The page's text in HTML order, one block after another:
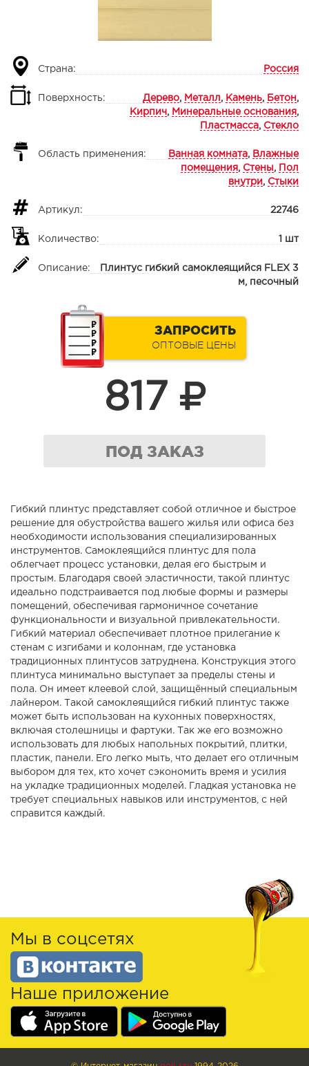
Страна: Россия
Поверхность: Дерево, Металл , Камень, Бетон ,
Кирпич , Минеральные основания ,
Пластмасса, Стекло
Область применения: Ванная комната, Влажные
помещения , Стены ,
Пол
внутри , Стыки
Артикул: 22746
Количество: 1 шт
Описание:
Плинтус гибкий самоклеящийся FLEX 3
м, песочный
ЗАПРОСИТЬ
ОПТОВЫЕ ЦЕНЫ
817
ПОД ЗАКАЗ
Гибкий плинтус представляет собой отличное и быстрое
решение для обустройства вашего жилья или офиса без
необходимости использования специализированных
инструментов. Самоклеящийся плинтус для пола
облегчает процесс установки, делая его быстрым и
простым. Благодаря своей эластичности, такой плинтус
идеально подстраивается под любые формы и размеры
помещений, обеспечивая гармоничное сочетание
функциональности и визуальной привлекательности.
Гибкий материал обеспечивает плотное прилегание к
стенам с изгибами и колоннам, где установка
традиционных плинтусов затруднена. Конструкция этого
плинтуса минимально выступает за пределы стены и
пола. Он имеет клеевой слой, защищённый специальным
лайнером. Такой самоклеящийся гибкий плинтус также
может быть использован на кухонных поверхностях,
включая столешницы и фартуки. Так же его возможно
использовать для любых напольных покрытий, плитки,
пластик, панели. Его легко мыть, что делает его отличным
выбором для тех, кто хочет сэкономить время и усилия
на укладке традиционных моделей. Гладкая установка не
требует специальных навыков или инструментов, с ней
справится каждый.
Мы в соцсетях
Наше приложение